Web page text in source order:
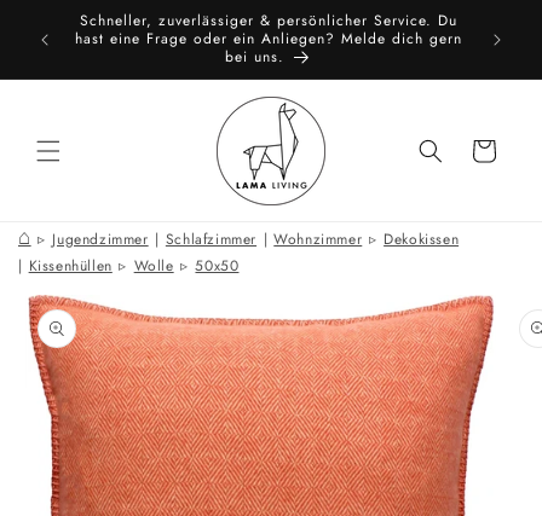
zum
Inhalt
Schneller, zuverlässiger & persönlicher Service. Du
hast eine Frage oder ein Anliegen? Melde dich gern
bei uns.
Warenkorb
⌂ Jugendzimmer | Schlafzimmer | Wohnzimmer
Dekokissen
| Kissenhüllen Wolle 50x50